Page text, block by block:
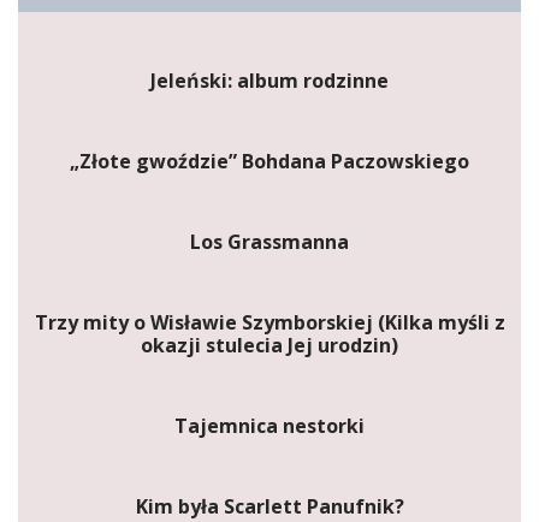
Jeleński: album rodzinne
„Złote gwoździe” Bohdana Paczowskiego
Los Grassmanna
Trzy mity o Wisławie Szymborskiej (Kilka myśli z
okazji stulecia Jej urodzin)
Tajemnica nestorki
Kim była Scarlett Panufnik?